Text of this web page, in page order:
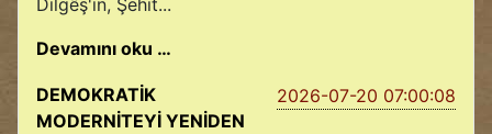
Dilgêş'in, Şehit...
Devamını oku …
2026-07-20 07:00:08
DEMOKRATİK
MODERNİTEYİ YENİDEN